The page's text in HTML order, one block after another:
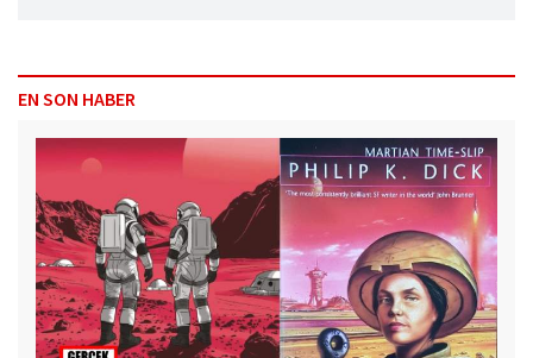
EN SON HABER